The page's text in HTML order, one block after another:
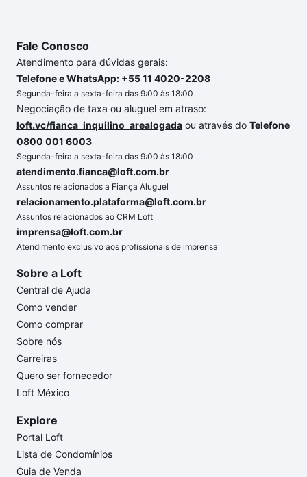
Fale Conosco
Atendimento para dúvidas gerais:
Telefone e WhatsApp: +55 11 4020-2208
Segunda-feira a sexta-feira das 9:00 às 18:00
Negociação de taxa ou aluguel em atraso:
loft.vc/fianca_inquilino_arealogada ou através do Telefone
0800 001 6003
Segunda-feira a sexta-feira das 9:00 às 18:00
atendimento.fianca@loft.com.br
Assuntos relacionados a Fiança Aluguel
relacionamento.plataforma@loft.com.br
Assuntos relacionados ao CRM Loft
imprensa@loft.com.br
Atendimento exclusivo aos profissionais de imprensa
Sobre a Loft
Central de Ajuda
Como vender
Como comprar
Sobre nós
Carreiras
Quero ser fornecedor
Loft México
Explore
Portal Loft
Lista de Condomínios
Guia de Venda